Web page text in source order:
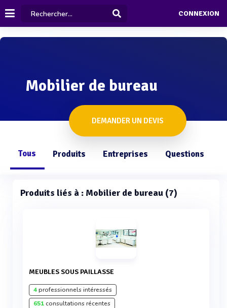
CONNEXION
Mobilier de bureau
DEMANDER UN DEVIS
Tous Produits Entreprises Questions
Produits liés à : Mobilier de bureau (7)
MEUBLES SOUS PAILLASSE
4professionnels intéressés
651consultations récentes